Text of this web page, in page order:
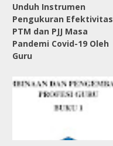
Unduh Instrumen
Pengukuran Efektivitas
PTM dan PJJ Masa
Pandemi Covid-19 Oleh
Guru